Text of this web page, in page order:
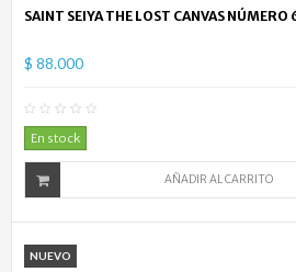
SAINT SEIYA THE LOST CANVAS NÚMERO
$ 88.000
En stock
AÑADIR AL CARRITO
NUEVO